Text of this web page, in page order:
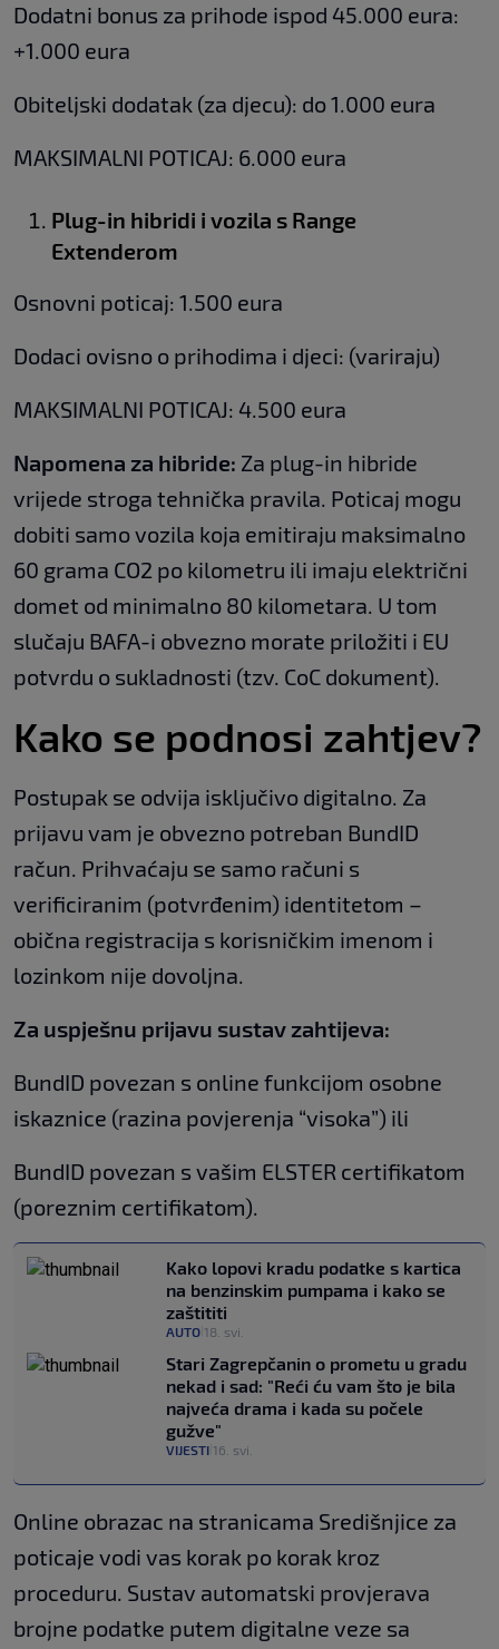
Dodatni bonus za prihode ispod 45.000 eura:
+1.000 eura
Obiteljski dodatak (za djecu): do 1.000 eura
MAKSIMALNI POTICAJ: 6.000 eura
Plug-in hibridi i vozila s Range
Extenderom
Osnovni poticaj: 1.500 eura
Dodaci ovisno o prihodima i djeci: (variraju)
MAKSIMALNI POTICAJ: 4.500 eura
Napomena za hibride: Za plug-in hibride
vrijede stroga tehnička pravila. Poticaj mogu
dobiti samo vozila koja emitiraju maksimalno
60 grama CO2 po kilometru ili imaju električni
domet od minimalno 80 kilometara. U tom
slučaju BAFA-i obvezno morate priložiti i EU
potvrdu o sukladnosti (tzv. CoC dokument).
Kako se podnosi zahtjev?
Postupak se odvija isključivo digitalno. Za
prijavu vam je obvezno potreban BundID
račun. Prihvaćaju se samo računi s
verificiranim (potvrđenim) identitetom –
obična registracija s korisničkim imenom i
lozinkom nije dovoljna.
Za uspješnu prijavu sustav zahtijeva:
BundID povezan s online funkcijom osobne
iskaznice (razina povjerenja “visoka”) ili
BundID povezan s vašim ELSTER certifikatom
(poreznim certifikatom).
Kako lopovi kradu podatke s kartica
na benzinskim pumpama i kako se
zaštititi
AUTO 18. svi.
Stari Zagrepčanin o prometu u gradu
nekad i sad: "Reći ću vam što je bila
najveća drama i kada su počele
gužve"
VIJESTI 16. svi.
Online obrazac na stranicama Središnjice za
poticaje vodi vas korak po korak kroz
proceduru. Sustav automatski provjerava
brojne podatke putem digitalne veze sa